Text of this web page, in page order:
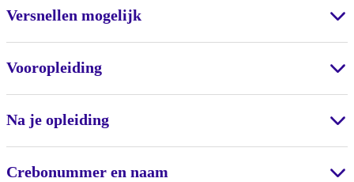
Versnellen mogelijk
Vooropleiding
Na je opleiding
Crebonummer en naam